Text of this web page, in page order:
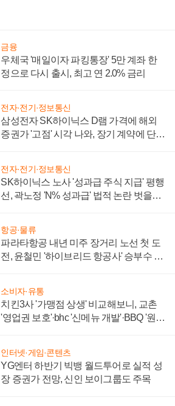
금융
우체국 '매일이자 파킹통장' 5만 계좌 한
정으로 다시 출시, 최고 연 2.0% 금리
전자·전기·정보통신
삼성전자 SK하이닉스 D램 가격에 해외
증권가 '고점' 시각 나와, 장기 계약에 단점
전자·전기·정보통신
SK하이닉스 노사 '성과급 주식 지급' 평행
선, 곽노정 'N% 성과급' 법적 논란 벗을지
항공·물류
파라타항공 내년 미주 장거리 노선 첫 도
전, 윤철민 '하이브리드 항공사' 승부수 통
소비자·유통
치킨3사 '가맹점 상생' 비교해보니, 교촌
'영업권 보호'·bhc '신메뉴 개발'·BBQ '원가
인터넷·게임·콘텐츠
YG엔터 하반기 빅뱅 월드투어로 실적 성
장 증권가 전망, 신인 보이그룹도 주목